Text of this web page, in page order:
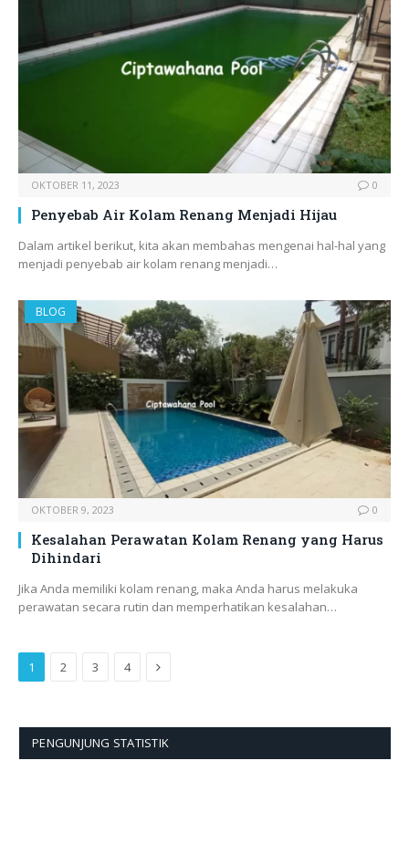
OKTOBER 11, 2023 0
Penyebab Air Kolam Renang Menjadi Hijau
Dalam artikel berikut, kita akan membahas mengenai hal-hal yang
menjadi penyebab air kolam renang menjadi…
BLOG
OKTOBER 9, 2023 0
Kesalahan Perawatan Kolam Renang yang Harus
Dihindari
Jika Anda memiliki kolam renang, maka Anda harus melakuka
perawatan secara rutin dan memperhatikan kesalahan…
1 2 3 4 Next
PENGUNJUNG STATISTIK